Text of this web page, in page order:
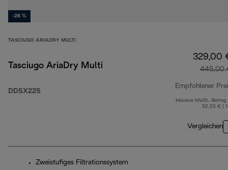
-26 %
TASCIUGO ARIADRY MULTI
Tasciugo AriaDry Multi
DDSX225
329,00
445,00
Empfohlener
Inklusive MwSt.-Betrag
52,53 € (
Vergleichen
Zweistufiges Filtrationssystem